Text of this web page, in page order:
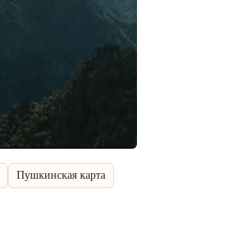
Пушкинская карта